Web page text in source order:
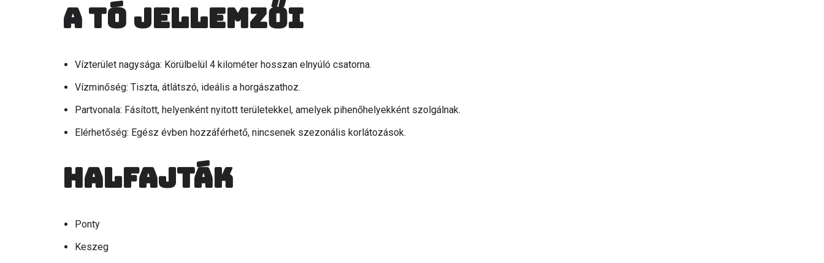
A tó jellemzői
Vízterület nagysága: Körülbelül 4 kilométer hosszan elnyúló csatorna.
Vízminőség: Tiszta, átlátszó, ideális a horgászathoz.
Partvonala: Fásított, helyenként nyitott területekkel, amelyek pihenőhelyekként szolgálnak.
Elérhetőség: Egész évben hozzáférhető, nincsenek szezonális korlátozások.
Halfajták
Ponty
Keszeg